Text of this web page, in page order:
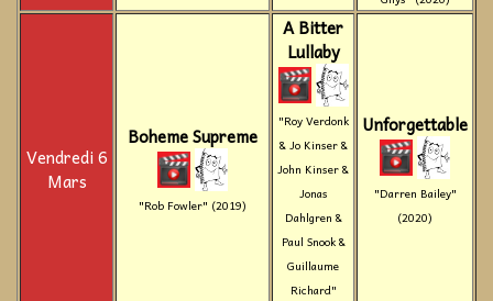
Vendredi 6
Mars
Boheme Supreme
"Rob Fowler" (2019)
A Bitter
Lullaby
"Roy Verdonk
& Jo Kinser &
John Kinser &
Jonas
Dahlgren &
Paul Snook &
Guillaume
Richard"
Unforgettable
"Darren Bailey"
(2020)